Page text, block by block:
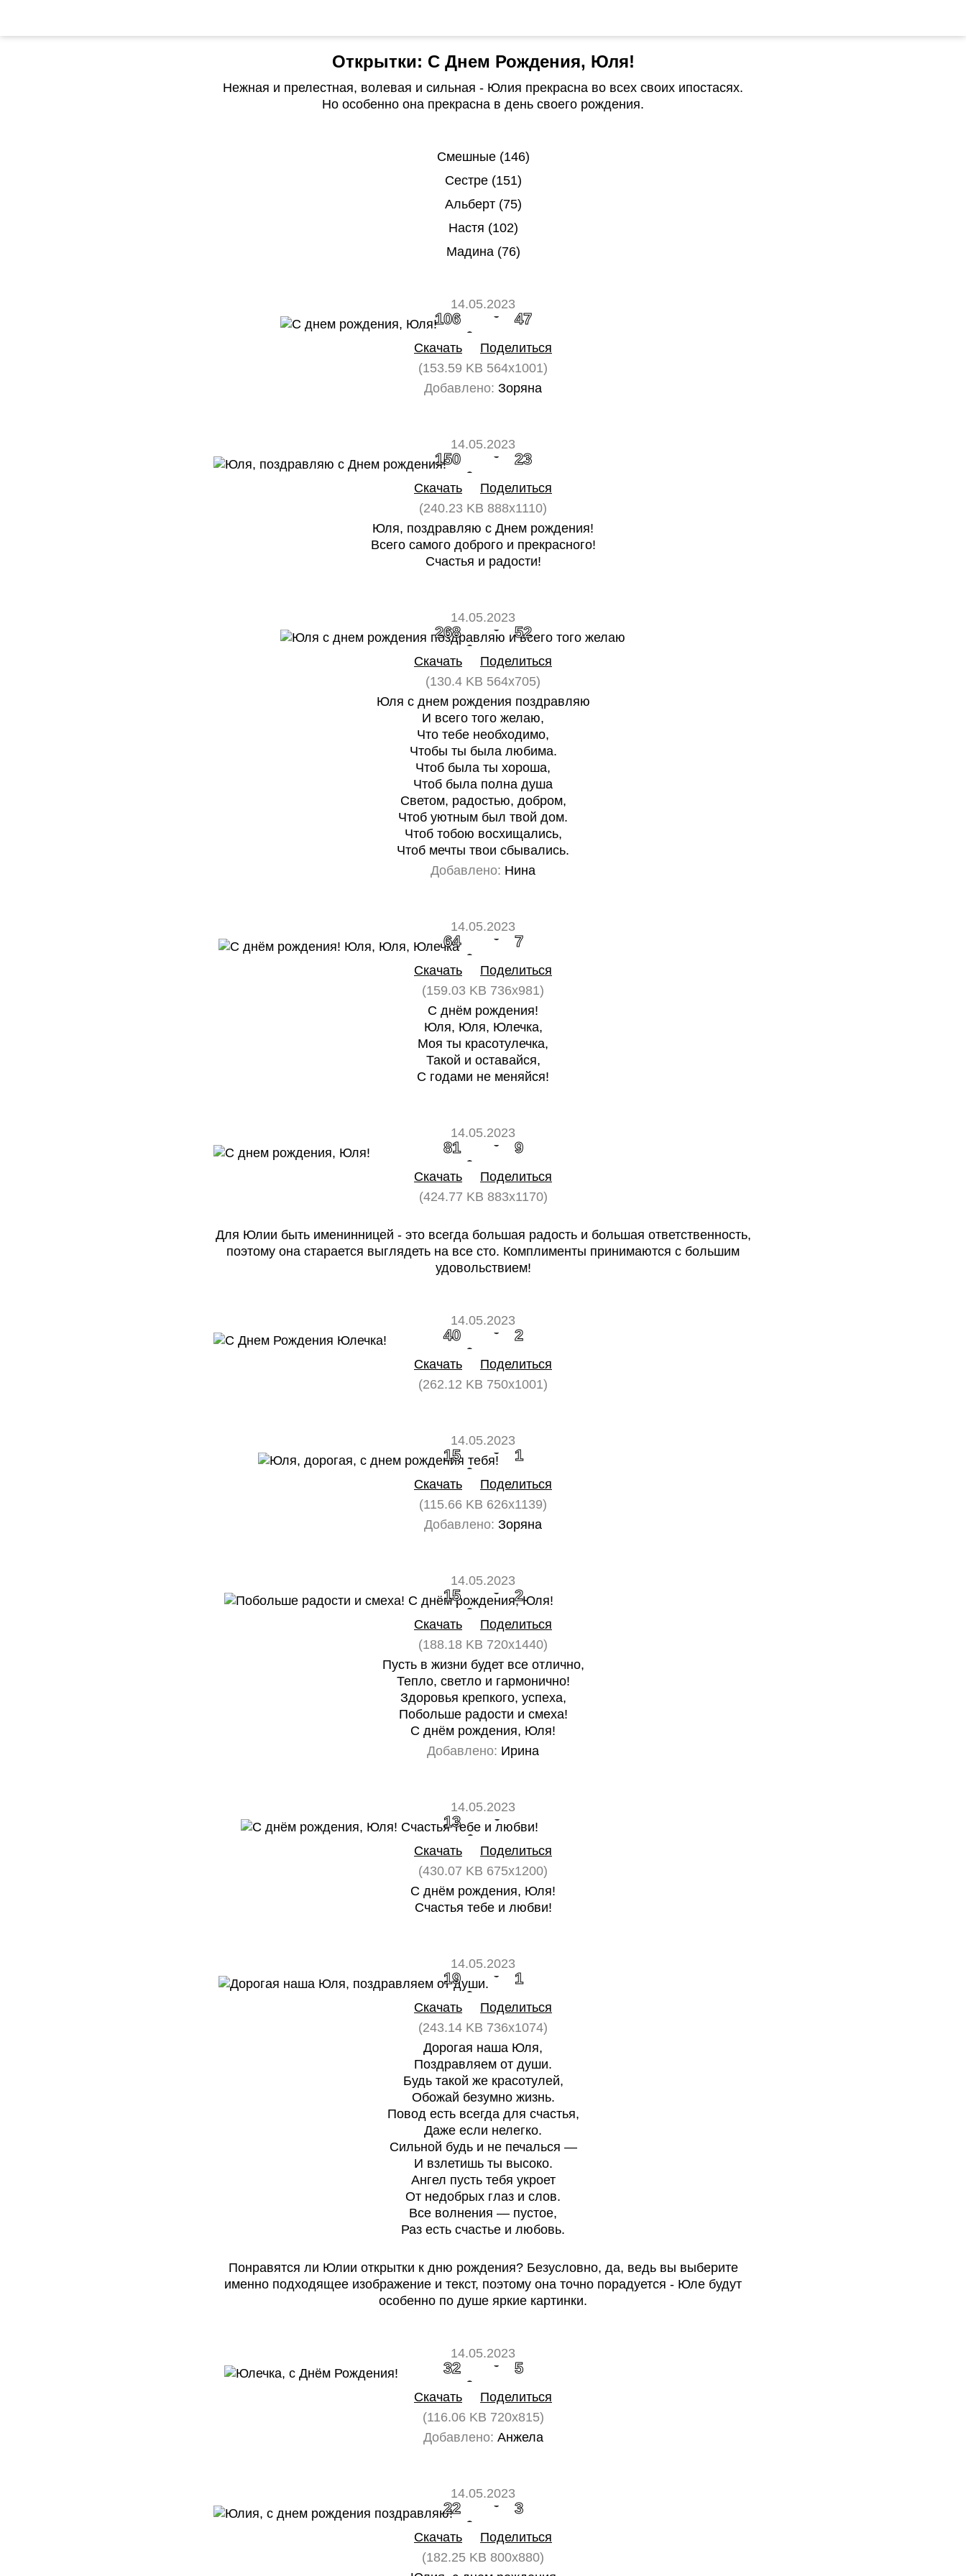
Открытки: С Днем Рождения, Юля!
Нежная и прелестная, волевая и сильная - Юлия прекрасна во всех своих ипостасях.
Но особенно она прекрасна в день своего рождения.
Смешные (146)
Сестре (151)
Альберт (75)
Настя (102)
Мадина (76)
14.05.2023
106 47
Скачать
Поделиться
(153.59 KB 564x1001)
Добавлено: Зоряна
14.05.2023
150 23
Скачать
Поделиться
(240.23 KB 888x1110)
Юля, поздравляю с Днем рождения!
Всего самого доброго и прекрасного!
Счастья и радости!
14.05.2023
268 52
Скачать
Поделиться
(130.4 KB 564x705)
Юля с днем рождения поздравляю
И всего того желаю,
Что тебе необходимо,
Чтобы ты была любима.
Чтоб была ты хороша,
Чтоб была полна душа
Светом, радостью, добром,
Чтоб уютным был твой дом.
Чтоб тобою восхищались,
Чтоб мечты твои сбывались.
Добавлено: Нина
14.05.2023
64 7
Скачать
Поделиться
(159.03 KB 736x981)
С днём рождения!
Юля, Юля, Юлечка,
Моя ты красотулечка,
Такой и оставайся,
С годами не меняйся!
14.05.2023
81 9
Скачать
Поделиться
(424.77 KB 883x1170)
Для Юлии быть именинницей - это всегда большая радость и большая ответственность,
поэтому она старается выглядеть на все сто. Комплименты принимаются с большим
удовольствием!
14.05.2023
40 2
Скачать
Поделиться
(262.12 KB 750x1001)
14.05.2023
15 1
Скачать
Поделиться
(115.66 KB 626x1139)
Добавлено: Зоряна
14.05.2023
15 2
Скачать
Поделиться
(188.18 KB 720x1440)
Пусть в жизни будет все отлично,
Тепло, светло и гармонично!
Здоровья крепкого, успеха,
Побольше радости и смеха!
С днём рождения, Юля!
Добавлено: Ирина
14.05.2023
13 0
Скачать
Поделиться
(430.07 KB 675x1200)
С днём рождения, Юля!
Счастья тебе и любви!
14.05.2023
19 1
Скачать
Поделиться
(243.14 KB 736x1074)
Дорогая наша Юля,
Поздравляем от души.
Будь такой же красотулей,
Обожай безумно жизнь.
Повод есть всегда для счастья,
Даже если нелегко.
Сильной будь и не печалься —
И взлетишь ты высоко.
Ангел пусть тебя укроет
От недобрых глаз и слов.
Все волнения — пустое,
Раз есть счастье и любовь.
Понравятся ли Юлии открытки к дню рождения? Безусловно, да, ведь вы выберите
именно подходящее изображение и текст, поэтому она точно порадуется - Юле будут
особенно по душе яркие картинки.
14.05.2023
32 5
Скачать
Поделиться
(116.06 KB 720x815)
Добавлено: Анжела
14.05.2023
22 3
Скачать
Поделиться
(182.25 KB 800x880)